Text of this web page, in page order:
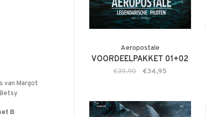
van Margot
B
Aeropostale
VOORDEELPAKKET 01+02
€39,90 €34,95